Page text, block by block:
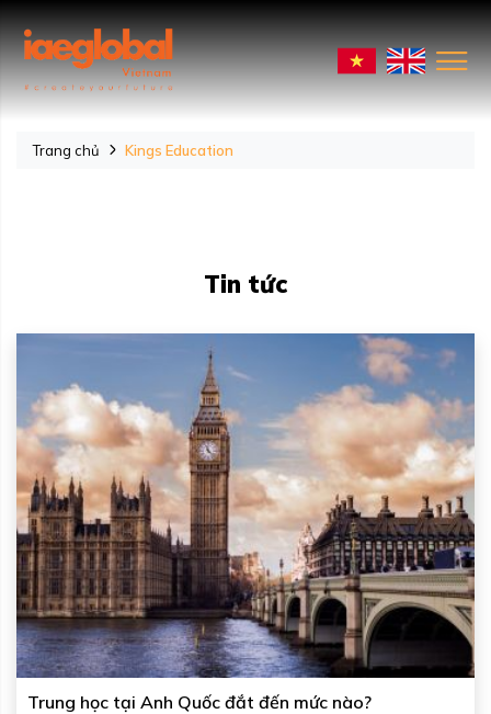
Trang chủ Kings Education
Tin tức
Trung học tại Anh Quốc đắt đến mức nào?